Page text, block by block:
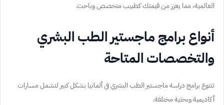
العالمية، مما يعزز من قيمتك كطبيب متخصص وباحث.
أنواع برامج ماجستير الطب البشري
والتخصصات المتاحة
تتنوع برامج دراسة ماجستير الطب البشري في ألمانيا بشكل كبير لتشمل مسارات
أكاديمية وبحثية مختلفة.